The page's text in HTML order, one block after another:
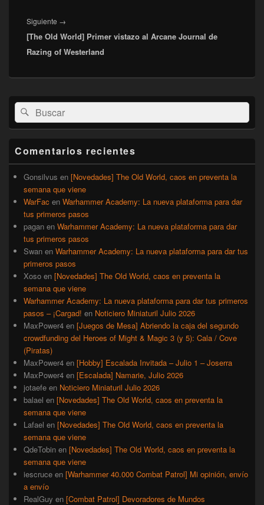
Siguiente →
siguiente:
[The Old World] Primer vistazo al Arcane Journal de
Razing of Westerland
área
de
widget
lateral
primaria
Buscar
por:
Buscar
Comentarios recientes
Gonsilvus en [Novedades] The Old World, caos en preventa la
semana que viene
WarFac en Warhammer Academy: La nueva plataforma para dar
tus primeros pasos
pagan en Warhammer Academy: La nueva plataforma para dar
tus primeros pasos
Swan en Warhammer Academy: La nueva plataforma para dar tus
primeros pasos
Xoso en [Novedades] The Old World, caos en preventa la
semana que viene
Warhammer Academy: La nueva plataforma para dar tus primeros
pasos – ¡Cargad! en Noticiero Miniaturil Julio 2026
MaxPower4 en [Juegos de Mesa] Abriendo la caja del segundo
crowdfunding del Heroes of Might & Magic 3 (y 5): Cala / Cove
(Piratas)
MaxPower4 en [Hobby] Escalada Invitada – Julio 1 – Joserra
MaxPower4 en [Escalada] Namarie, Julio 2026
jotaefe en Noticiero Miniaturil Julio 2026
balael en [Novedades] The Old World, caos en preventa la
semana que viene
Lafael en [Novedades] The Old World, caos en preventa la
semana que viene
QdeTobin en [Novedades] The Old World, caos en preventa la
semana que viene
iescruce en [Warhammer 40.000 Combat Patrol] Mi opinión, envío
a envío
RealGuy en [Combat Patrol] Devoradores de Mundos